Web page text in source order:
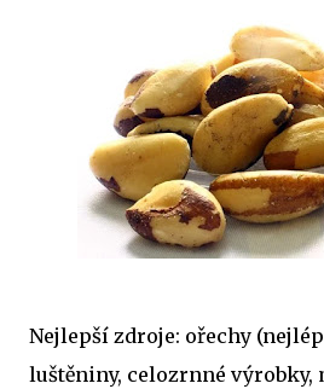
Nejlepší zdroje: ořechy
luštěniny, celozrnné výrobky,